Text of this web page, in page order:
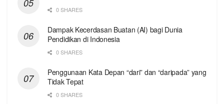
0 SHARES
Dampak Kecerdasan Buatan (AI) bagi Dunia
Pendidikan di Indonesia
0 SHARES
Penggunaan Kata Depan “dari” dan “daripada” yang
Tidak Tepat
0 SHARES